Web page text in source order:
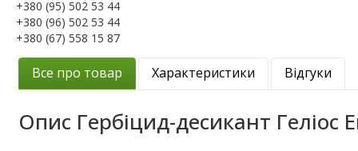
+380 (95) 502 53 44
+380 (96) 502 53 44
+380 (67) 558 15 87
Все про товар Характеристики Відгуки
Опис Гербіцид-десикант Геліос